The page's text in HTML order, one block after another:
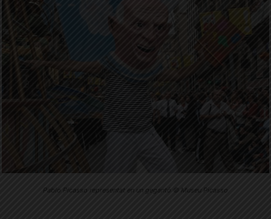
Pablo Picasso representat en un gegantó © Museu Picasso